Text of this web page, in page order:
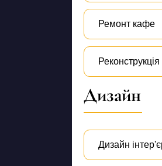
Ремонт кафе
Дизайн
Дизайн